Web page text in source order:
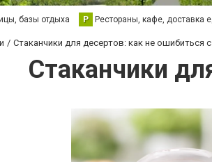
базы отдыха Р Рестораны, кафе, доставка
Стаканчики для десертов: как не ошибиться
Стаканчики